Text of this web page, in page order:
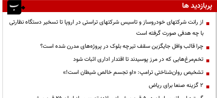
پربازدید ها
از رانت‌ شرکتهای خودروساز و تاسیس شرکتهای تراستی در اروپا تا تسخیر دستگاه نظارتی
با چه هدفی صورت گرفته است
چرا قالب وافل جایگزین سقف تیرچه بلوک در پروژه‌های مدرن شده است؟
تخم‌مرغ‌هایی که در مرز پوسیدند تا اقتدار اداری اثبات شود
تشخیص روان‌شناختی ترامپ: «او تجسم خالص شیطان است!»
۲ گزینه صنعا برای ریاض